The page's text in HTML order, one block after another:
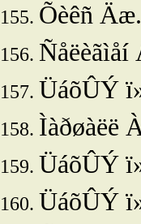
Õèêñ
Ñåëèãìåí
ÜáõÛÝ
Ìàðøàëë
ÜáõÛÝ
ÜáõÛÝ